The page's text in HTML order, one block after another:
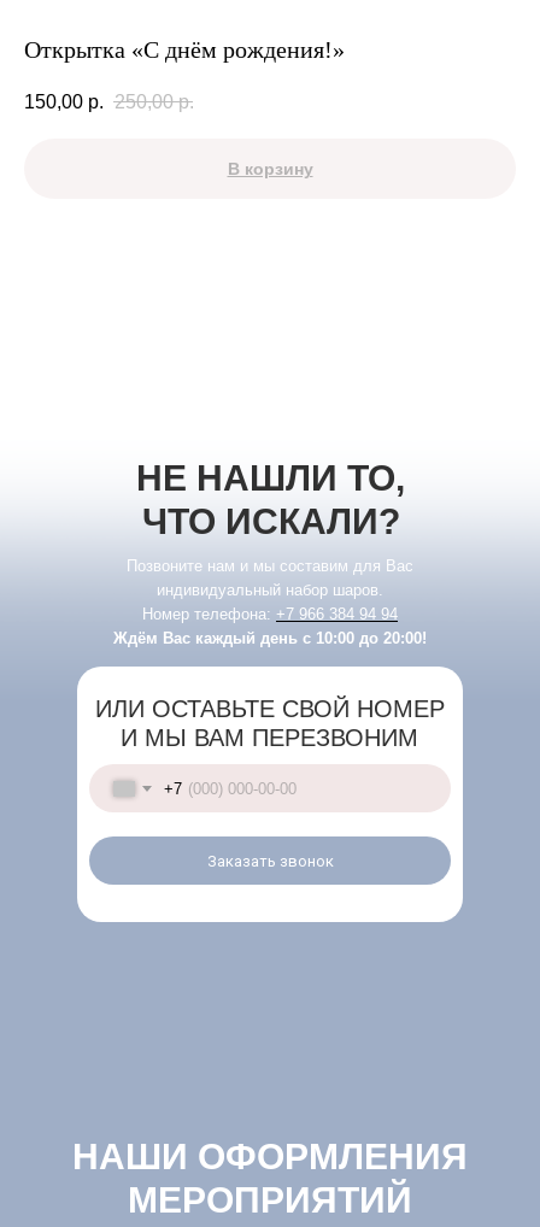
Открытка «С днём рождения!»
150,00 р. 250,00 р.
В корзину
НЕ НАШЛИ ТО,
ЧТО ИСКАЛИ?
Позвоните нам и мы составим для Вас
индивидуальный набор шаров.
Номер телефона: +7 966 384 94 94
Ждём Вас каждый день с 10:00 до 20:00!
ИЛИ ОСТАВЬТЕ СВОЙ НОМЕР
И МЫ ВАМ ПЕРЕЗВОНИМ
+7
Заказать звонок
НАШИ ОФОРМЛЕНИЯ
МЕРОПРИЯТИЙ